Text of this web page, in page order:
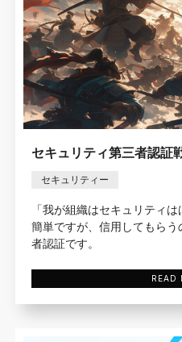
セキュリティ第三者認証
セキュリティー
「我が組織はセキュリティ
簡単ですが、信用してもら
者認証です。